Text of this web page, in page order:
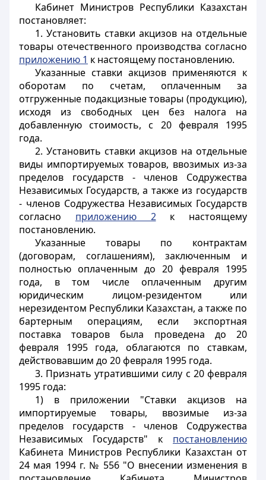
Кабинет Министров Республики Казахстан
постановляет:
1. Установить ставки акцизов на отдельные
товары отечественного производства согласно
приложению 1 к настоящему постановлению.
Указанные ставки акцизов применяются к
оборотам по счетам, оплаченным за
отгруженные подакцизные товары (продукцию),
исходя из свободных цен без налога на
добавленную стоимость, с 20 февраля 1995
года.
2. Установить ставки акцизов на отдельные
виды импортируемых товаров, ввозимых из-за
пределов государств - членов Содружества
Независимых Государств, а также из государств
- членов Содружества Независимых Государств
согласно приложению 2к настоящему
постановлению.
Указанные товары по контрактам
(договорам, соглашениям), заключенным и
полностью оплаченным до 20 февраля 1995
года, в том числе оплаченным другим
юридическим лицом-резидентом или
нерезидентом Республики Казахстан, а также по
бартерным операциям, если экспортная
поставка товаров была проведена до 20
февраля 1995 года, облагаются по ставкам,
действовавшим до 20 февраля 1995 года.
3. Признать утратившими силу с 20 февраля
1995 года:
1) в приложении "Ставки акцизов на
импортируемые товары, ввозимые из-за
пределов государств - членов Содружества
Независимых Государств" к постановлению
Кабинета Министров Республики Казахстан от
24 мая 1994 г. № 556 "О внесении изменения в